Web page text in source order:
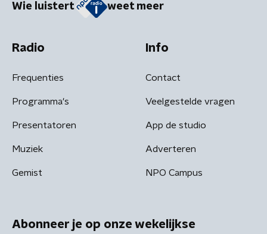
Wie luistert weet meer
Radio
Frequenties
Programma's
Presentatoren
Muziek
Gemist
Info
Contact
Veelgestelde vragen
App de studio
Adverteren
NPO Campus
Abonneer je op onze wekelijkse